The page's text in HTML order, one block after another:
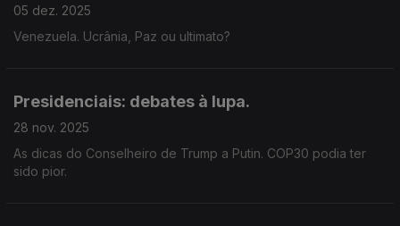
05 dez. 2025
Venezuela. Ucrânia, Paz ou ultimato?
Presidenciais: debates à lupa.
28 nov. 2025
As dicas do Conselheiro de Trump a Putin. COP30 podia ter
sido pior.